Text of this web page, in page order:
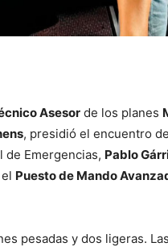
Asesor de los planes
, presidió el encuentro
de Emergencias, Pablo
Puesto de Mando
pesadas y dos ligeras.